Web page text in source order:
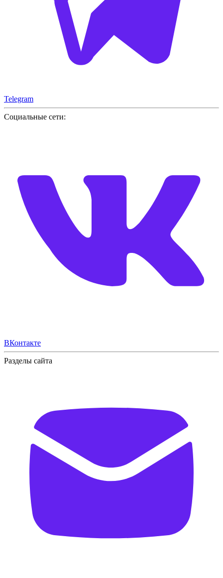
Telegram
Социальные сети:
ВКонтакте
Разделы сайта